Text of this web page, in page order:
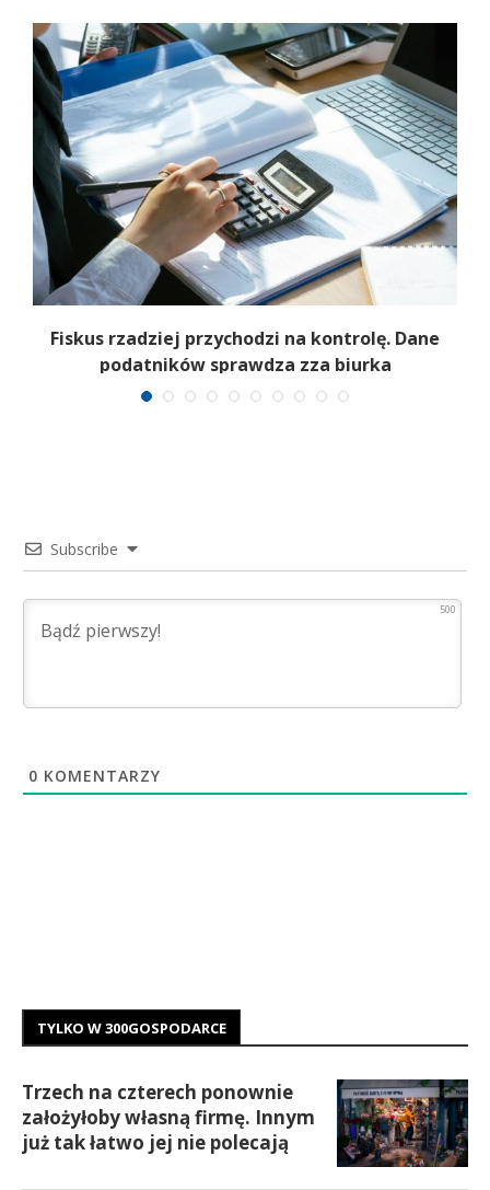
Fiskus rzadziej przychodzi na kontrolę. Dane
podatników sprawdza zza biurka
Subscribe
500
0 KOMENTARZY
TYLKO W 300GOSPODARCE
Trzech na czterech ponownie
założyłoby własną firmę. Innym
już tak łatwo jej nie polecają